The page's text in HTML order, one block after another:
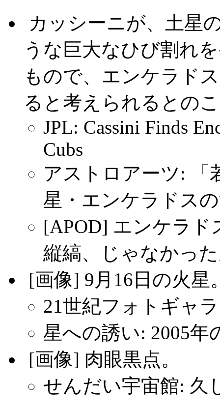
カッシーニが、土星
うな巨大なひび割れ
もので、エンケラド
ると考えられるとの
JPL: Cassini Finds
Cubs
アストロアーツ: 「
星・エンケラドス
[APOD] エンケラド
縦縞、じゃなかっ
[画像] 9月16日の火星
21世紀フォトギャ
星への誘い: 2005年
[画像] 肉眼黒点。
せんだい宇宙館: 久